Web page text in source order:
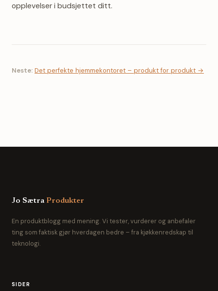
opplevelser i budsjettet ditt.
Neste: Det perfekte hjemmekontoret – produkt for produkt →
Jo Sætra Produkter
En produktblogg med mening. Vi tester, vurderer og anbefaler
ting som faktisk gjør hverdagen bedre – fra kjøkkenredskap til
teknologi.
SIDER